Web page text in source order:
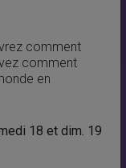
comment
comment
en
18 et dim. 19